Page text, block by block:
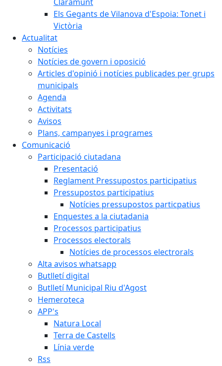
Els Gegants de Vilanova d'Espoia: Tonet i
Victòria
Actualitat
Notícies
Notícies de govern i oposició
Articles d'opinió i notícies publicades per grups
municipals
Agenda
Activitats
Avisos
Plans, campanyes i programes
Comunicació
Participació ciutadana
Presentació
Reglament Pressupostos participatius
Pressupostos participatius
Notícies pressupostos particpatius
Enquestes a la ciutadania
Processos participatius
Processos electorals
Notícies de processos electrorals
Alta avisos whatsapp
Butlletí digital
Butlletí Municipal Riu d'Agost
Hemeroteca
APP's
Natura Local
Terra de Castells
Línia verde
Rss